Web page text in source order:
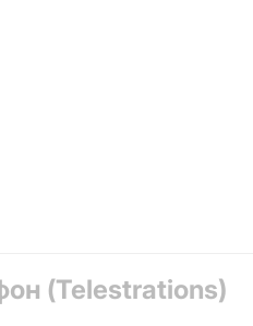
(Telestrations)